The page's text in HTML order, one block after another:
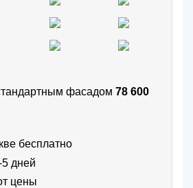
фасадом 78 600
бесплатно
дней
цены